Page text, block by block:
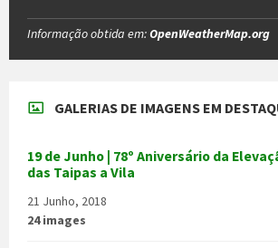
Informação obtida em:OpenWeatherMap.org
GALERIAS DE IMAGENS EM
19 de Junho | 78º Aniversário da
das Taipas a Vila
21 Junho, 2018
24 images